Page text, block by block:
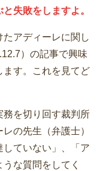
失敗をしますよ。
アディーレに関し
）の記事で興味
ます。これを見てど
務を切り回す裁判所
の先生（弁護士）
ていない」、「ア
な質問をしてく